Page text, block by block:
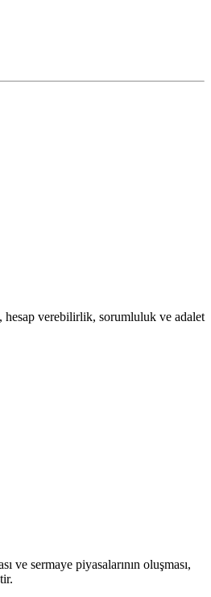
hesap verebilirlik, sorumluluk ve adalet
ve sermaye piyasalarının oluşması,